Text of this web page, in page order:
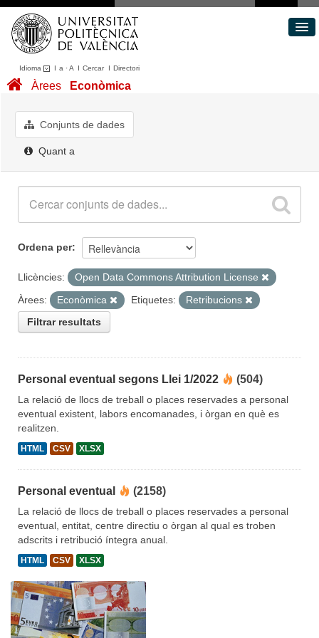
Idioma I a ·A I CercarI Directori
Conjunts de dades
Quant a
Àrees Econòmica
Conjunts de dades
Quant a
Ordena per
Llicències:
Open Data Commons Attribution License
Àrees:
Econòmica Etiquetes:
Retribucions
Filtrar resultats
Personal eventual segons Llei 1/2022 (504)
La relació de llocs de treball o places reservades a personal
eventual existent, labors encomanades, i òrgan en què es
realitzen.
HTML CSV XLSX
Personal eventual (2158)
La relació de llocs de treball o places reservades a personal
eventual, entitat, centre directiu o òrgan al qual es troben
adscrits i retribució íntegra anual.
HTML CSV XLSX